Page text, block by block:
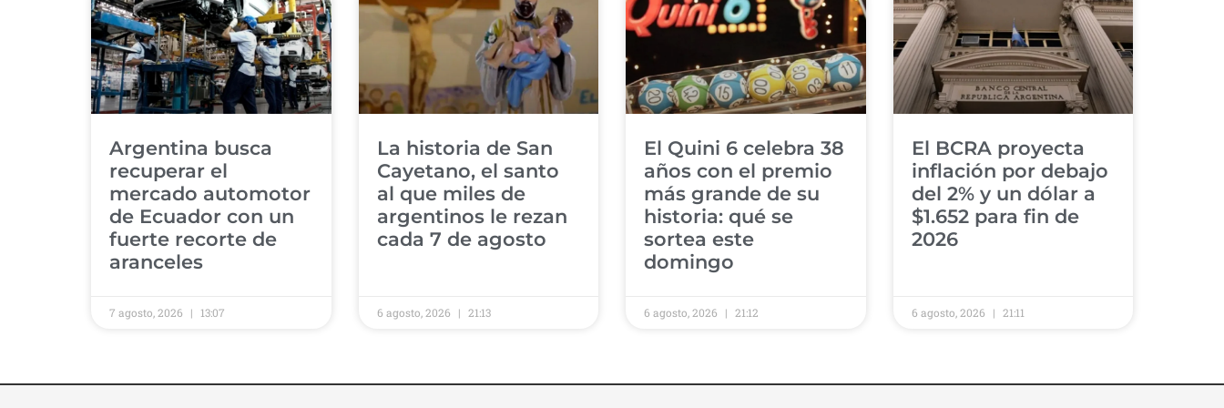
Argentina busca
recuperar el
mercado automotor
de Ecuador con un
fuerte recorte de
aranceles
7 agosto, 2026 13:07
La historia de San
Cayetano, el santo
al que miles de
argentinos le rezan
cada 7 de agosto
6 agosto, 2026 21:13
El Quini 6 celebra 38
años con el premio
más grande de su
historia: qué se
sortea este
domingo
6 agosto, 2026 21:12
El BCRA proyecta
inflación por debajo
del 2% y un dólar a
$1.652 para fin de
2026
6 agosto, 2026 21:11